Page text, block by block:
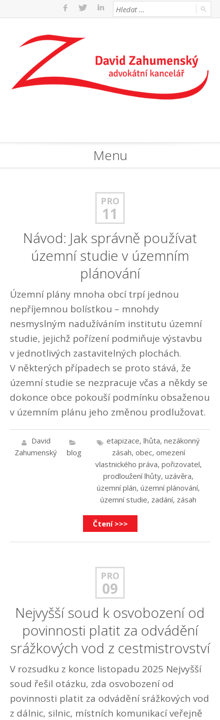
Menu
PRO
11
Návod: Jak správně používat
územní studie v územním
plánování
Územní plány mnoha obcí trpí jednou
nepříjemnou bolístkou – mnohdy
nesmyslným nadužíváním institutu územní
studie, jejichž pořízení podmiňuje výstavbu
v jednotlivých zastavitelných plochách.
V některých případech se proto stává, že
územní studie se nezpracuje včas a někdy se
dokonce obce pokouší podmínku obsaženou
v územním plánu jeho změnou prodlužovat.
David
Zahumenský
blog
etapizace, lhůta, nezákonný
zásah, obec, omezení
vlastnického práva, pořizovatel,
prodloužení lhůty, uzávěra,
územní plán, územní plánování,
územní studie, zadání, zásah
Čtení >>>
PRO
09
Nejvyšší soud k osvobození od
povinnosti platit za odvádění
srážkových vod z cestmistrovství
V rozsudku z konce listopadu 2025 Nejvyšší
soud řešil otázku, zda osvobození od
povinnosti platit za odvádění srážkových vod
z dálnic, silnic, místních komunikací veřejně